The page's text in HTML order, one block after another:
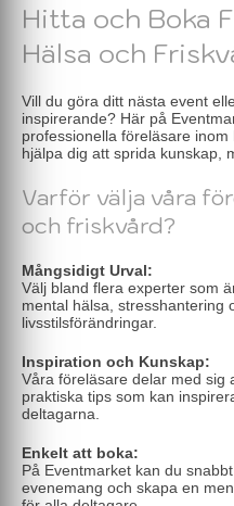
Hitta och Boka
Hälsa och
Vill du göra ditt nästa event
inspirerande? Här på
professionella föreläsare
hjälpa dig att sprida kunskap,
Varför välja våra
och friskvård?
Mångsidigt Urval:
Välj bland flera experter som
mental hälsa, stresshantering
livsstilsförändringar.
Inspiration och Kunskap:
Våra föreläsare delar med sig
praktiska tips som kan
deltagarna.
Enkelt att boka:
På Eventmarket kan du
evenemang och skapa en